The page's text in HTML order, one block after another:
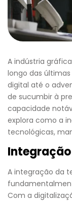
A indústria
longo das
digital até o
de sucumbir à
capacidade
explora como a
tecnológicas,
A integração da
Com a